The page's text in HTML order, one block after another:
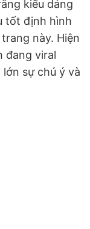
kiểu dáng
tốt định hình
này. Hiện
đang viral
sự chú ý và